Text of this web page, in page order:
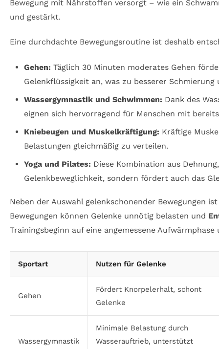
Bewegung mit Nährstoffen versorgt – wie ein
und gestärkt.
Eine durchdachte Bewegungsroutine ist deshalb
Gehen: Täglich 30 Minuten moderates Gehen
Gelenkflüssigkeit an, was zu besserer
Wassergymnastik und Schwimmen: Dank des
eignen sich hervorragend für Menschen mit
Kniebeugen und Muskelkräftigung: Kräftige
Belastungen gleichmäßig zu verteilen.
Yoga und Pilates: Diese Kombination aus
Gelenkbeweglichkeit, sondern fördert auch das
Neben der Auswahl gelenkschonender Bewegungen
Bewegungen können Gelenke unnötig belasten und
Trainingsbeginn auf eine angemessene
Sportart Nutzen für Gelenke
Gehen
Fördert Knorpelerhalt, schont
Gelenke
Wassergymnastik
Minimale Belastung durch
Wasserauftrieb, unterstützt